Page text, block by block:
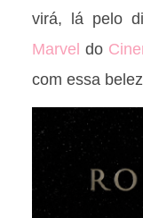
virá, lá pelo
Marvel do
com essa